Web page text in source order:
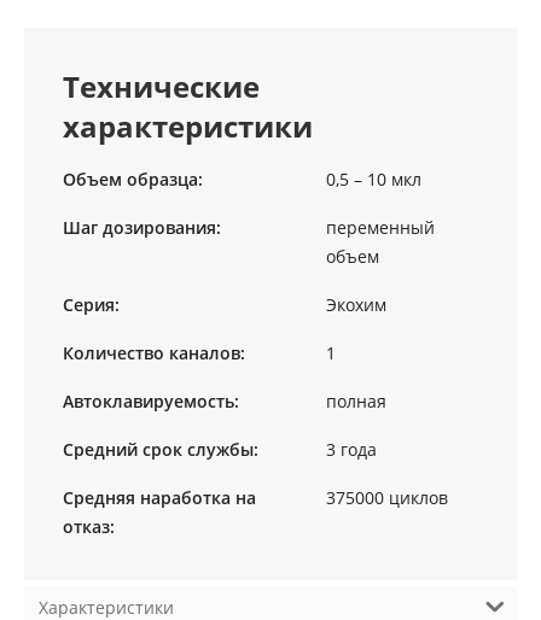
Технические
характеристики
Объем образца: 0,5 – 10 мкл
Шаг дозирования:
переменный
объем
Серия: Экохим
Количество каналов: 1
Автоклавируемость: полная
Средний срок службы: 3 года
Средняя наработка на
отказ:
375000 циклов
Характеристики